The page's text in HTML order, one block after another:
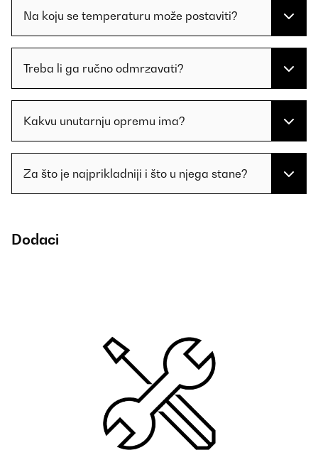
Na koju se temperaturu može postaviti?
Treba li ga ručno odmrzavati?
Kakvu unutarnju opremu ima?
Za što je najprikladniji i što u njega stane?
Dodaci